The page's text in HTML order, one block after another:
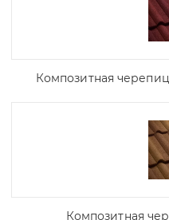
Композитная
Композитная